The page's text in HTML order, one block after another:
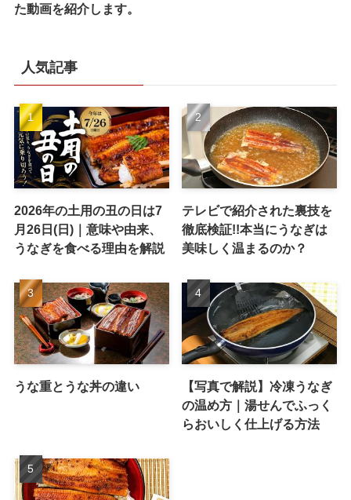
た動画を紹介します。
人気記事
2026年の土用の丑の日は7
月26日(日)｜意味や由来、
うなぎを食べる理由を解説
テレビで紹介された裏技を
徹底検証!!本当にうなぎは
美味しく温まるのか？
うな重とうな丼の違い
【写真で解説】冷凍うなぎ
の温め方｜湯せんでふっく
らおいしく仕上げる方法